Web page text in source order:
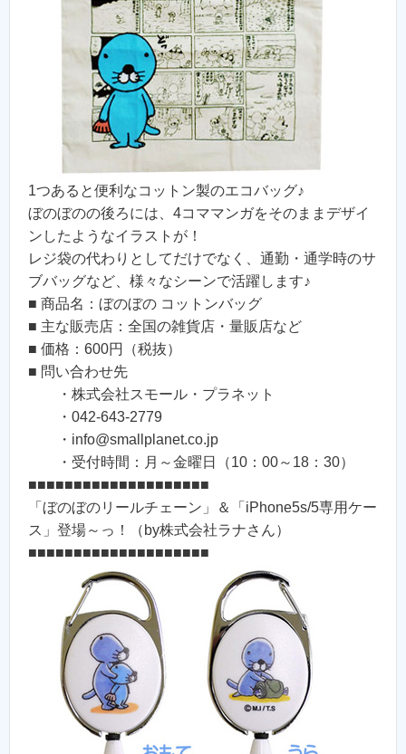
1つあると便利なコットン製のエコバッグ♪
ぼのぼのの後ろには、4コママンガをそのままデザイ
ンしたようなイラストが！
レジ袋の代わりとしてだけでなく、通勤・通学時のサ
ブバッグなど、様々なシーンで活躍します♪
■ 商品名：ぼのぼの コットンバッグ
■ 主な販売店：全国の雑貨店・量販店など
■ 価格：600円（税抜）
■ 問い合わせ先
・株式会社スモール・プラネット
・042-643-2779
・info@smallplanet.co.jp
・受付時間：月～金曜日（10：00～18：30）
■■■■■■■■■■■■■■■■■■■■
「ぼのぼのリールチェーン」＆「iPhone5s/5専用ケー
ス」登場～っ！（by株式会社ラナさん）
■■■■■■■■■■■■■■■■■■■■